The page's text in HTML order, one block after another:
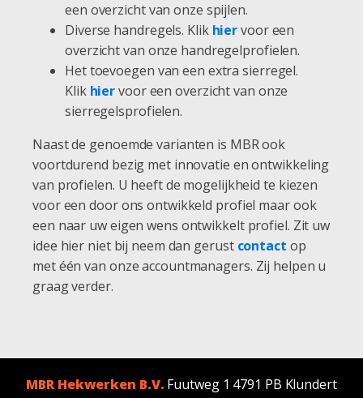
een overzicht van onze spijlen.
Diverse handregels. Klik hiervoor een
overzicht van onze handregelprofielen.
Het toevoegen van een extra sierregel.
Klik hiervoor een overzicht van onze
sierregelsprofielen.
Naast de genoemde varianten is MBR ook
voortdurend bezig met innovatie en ontwikkeling
van profielen. U heeft de mogelijkheid te kiezen
voor een door ons ontwikkeld profiel maar ook
een naar uw eigen wens ontwikkelt profiel. Zit uw
idee hier niet bij neem dan gerust contact op
met één van onze accountmanagers. Zij helpen u
graag verder.
MBR Hekwerken B.V. Fuutweg 1 4791 PB Klundert